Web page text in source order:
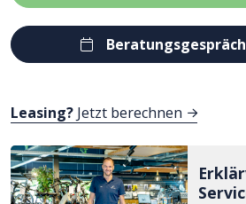
Leasing? Jetzt berechnen